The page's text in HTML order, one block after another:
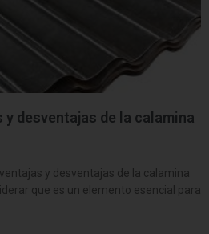
y desventajas de la calamina
y desventajas de la calamina
que es un elemento esencial para